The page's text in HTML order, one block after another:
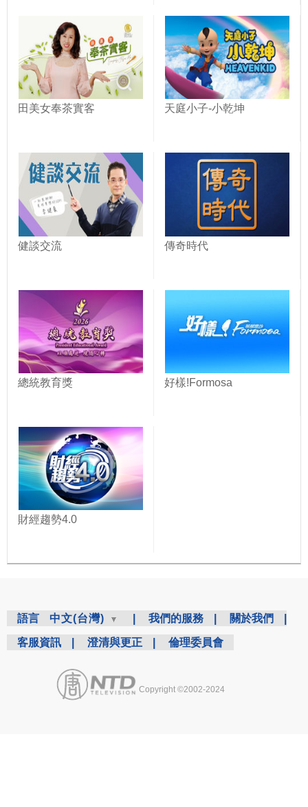
田美女奉茶實客 天庭小子-小乾坤
健談交流 傳奇時代
總統教育獎 好樣!Formosa
財經趨勢4.0
語言 中文(台灣) 我們的服務 關於我們
客服資訊 澄清與更正 倫理委員會
Copyright ©2002-2024